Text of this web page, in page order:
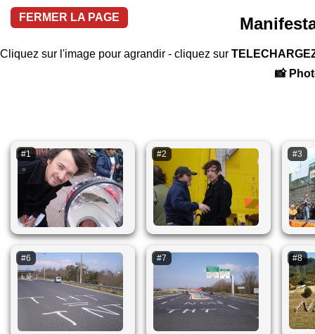
FERMER LA PAGE
Cliquez sur l'image pour agrandir - cliquez sur
📸
#1 #2 #3
#6 #7 #8